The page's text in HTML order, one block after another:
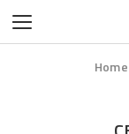
Home